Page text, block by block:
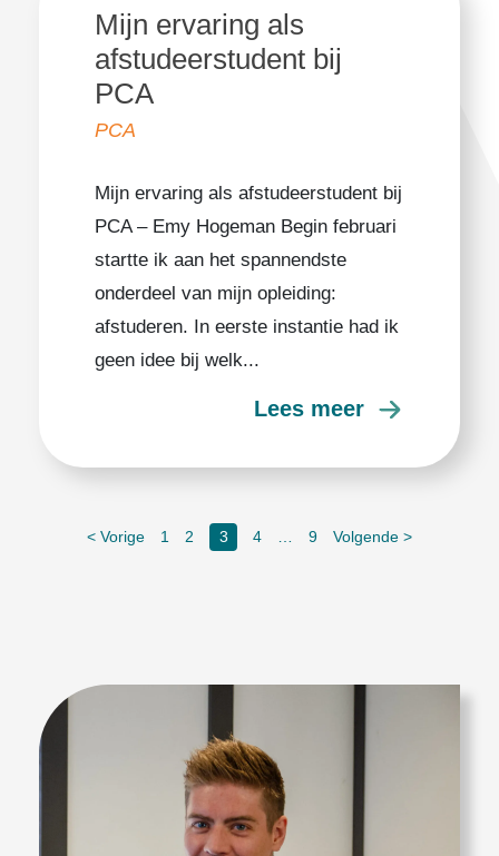
Mijn ervaring als
afstudeerstudent bij
PCA
PCA
Mijn ervaring als afstudeerstudent bij
PCA – Emy Hogeman Begin februari
startte ik aan het spannendste
onderdeel van mijn opleiding:
afstuderen. In eerste instantie had ik
geen idee bij welk...
Lees meer
< Vorige 1 2 3 4 9 Volgende >